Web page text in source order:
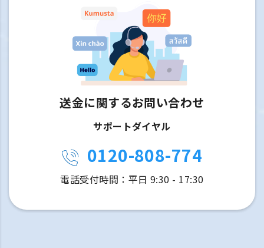
送金に関するお問い合わせ
サポートダイヤル
0120-808-774
電話受付時間：平日 9:30 - 17:30